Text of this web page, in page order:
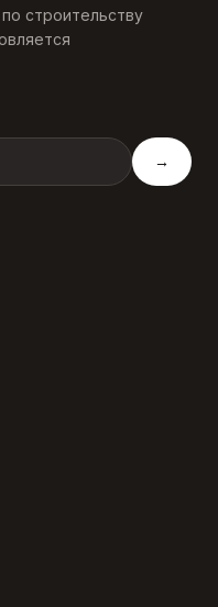
строительству
→